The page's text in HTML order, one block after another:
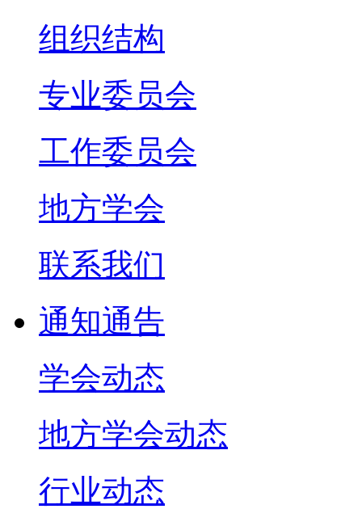
组织结构
专业委员会
工作委员会
地方学会
联系我们
通知通告
学会动态
地方学会动态
行业动态